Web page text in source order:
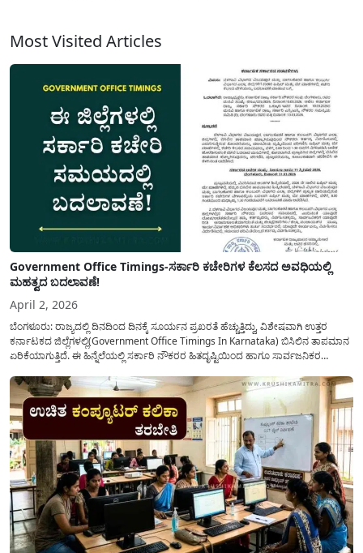
Most Visited Articles
Government Office Timings-ಸರ್ಕಾರಿ ಕಚೇರಿಗಳ ಕೆಲಸದ ಅವಧಿಯಲ್ಲಿ
ಮಹತ್ವದ ಬದಲಾವಣೆ!
April 2, 2026
ಬೆಂಗಳೂರು: ರಾಜ್ಯದಲ್ಲಿ ದಿನದಿಂದ ದಿನಕ್ಕೆ ಸೂರ್ಯನ ಪ್ರಖರತೆ ಹೆಚ್ಚುತ್ತಿದ್ದು, ವಿಶೇಷವಾಗಿ ಉತ್ತರ
ಕರ್ನಾಟಕದ ಜಿಲ್ಲೆಗಳಲ್ಲಿ(Government Office Timings In Karnataka) ಬಿಸಿಲಿನ ತಾಪಮಾನ
ಏರಿಕೆಯಾಗುತ್ತಿದೆ. ಈ ಹಿನ್ನೆಲೆಯಲ್ಲಿ ಸರ್ಕಾರಿ ನೌಕರರ ಹಿತದೃಷ್ಟಿಯಿಂದ ಹಾಗೂ ಸಾರ್ವಜನಿಕರ
ಮತ್ತು ಕಲ್ಯಾಣ ಕರ್ನಾಟಕದ ಒಟ್ಟು 9 ಜಿಲ್ಲೆಗಳಲ್ಲಿ ಏಪ್ರಿಲ್...